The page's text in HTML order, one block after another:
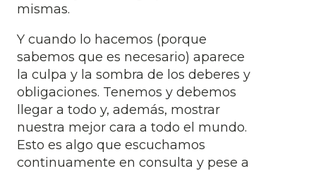
mismas.
Y cuando lo hacemos (porque
sabemos que es necesario) aparece
la culpa y la sombra de los deberes y
obligaciones. Tenemos y debemos
llegar a todo y, además, mostrar
nuestra mejor cara a todo el mundo.
Esto es algo que escuchamos
continuamente en consulta y pese a